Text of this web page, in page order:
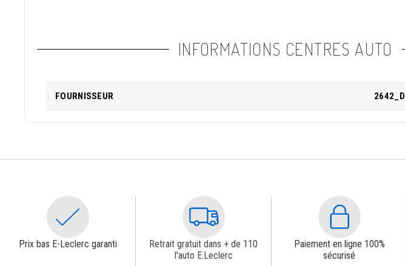
INFORMATIONS CENTRES AUTO
FOURNISSEUR 2642_D
Prix bas E-Leclerc garanti
Retrait gratuit dans + de 110
l'auto E.Leclerc
Paiement en ligne 100%
sécurisé